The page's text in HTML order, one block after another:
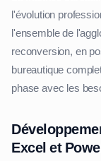
l'évolution
l'ensemble de
reconversion, en
bureautique
phase avec les
Excel et